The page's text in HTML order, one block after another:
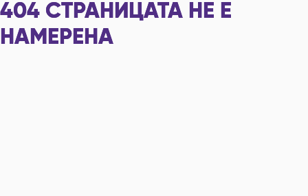
404 СТРАНИЦАТА НЕ Е
НАМЕРЕНА